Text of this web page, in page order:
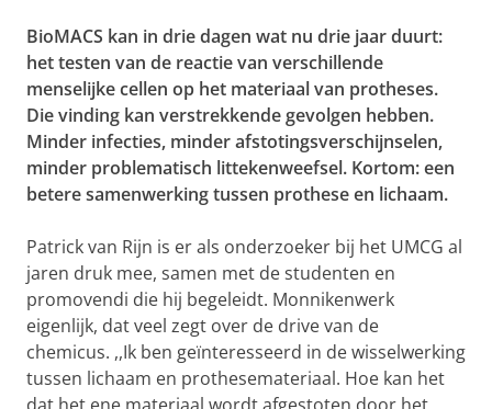
BioMACS kan in drie dagen wat nu drie jaar duurt:
het testen van de reactie van verschillende
menselijke cellen op het materiaal van protheses.
Die vinding kan verstrekkende gevolgen hebben.
Minder infecties, minder afstotingsverschijnselen,
minder problematisch littekenweefsel. Kortom: een
betere samenwerking tussen prothese en lichaam.
Patrick van Rijn is er als onderzoeker bij het UMCG al
jaren druk mee, samen met de studenten en
promovendi die hij begeleidt. Monnikenwerk
eigenlijk, dat veel zegt over de drive van de
chemicus. ,,Ik ben geïnteresseerd in de wisselwerking
tussen lichaam en prothesemateriaal. Hoe kan het